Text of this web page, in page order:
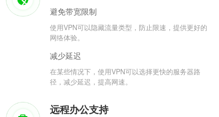
避免带宽限制
使用VPN可以隐藏流量类型，防止限速，提供更好的
网络体验。
减少延迟
在某些情况下，使用VPN可以选择更快的服务器路
径，减少延迟，提高网速。
远程办公支持